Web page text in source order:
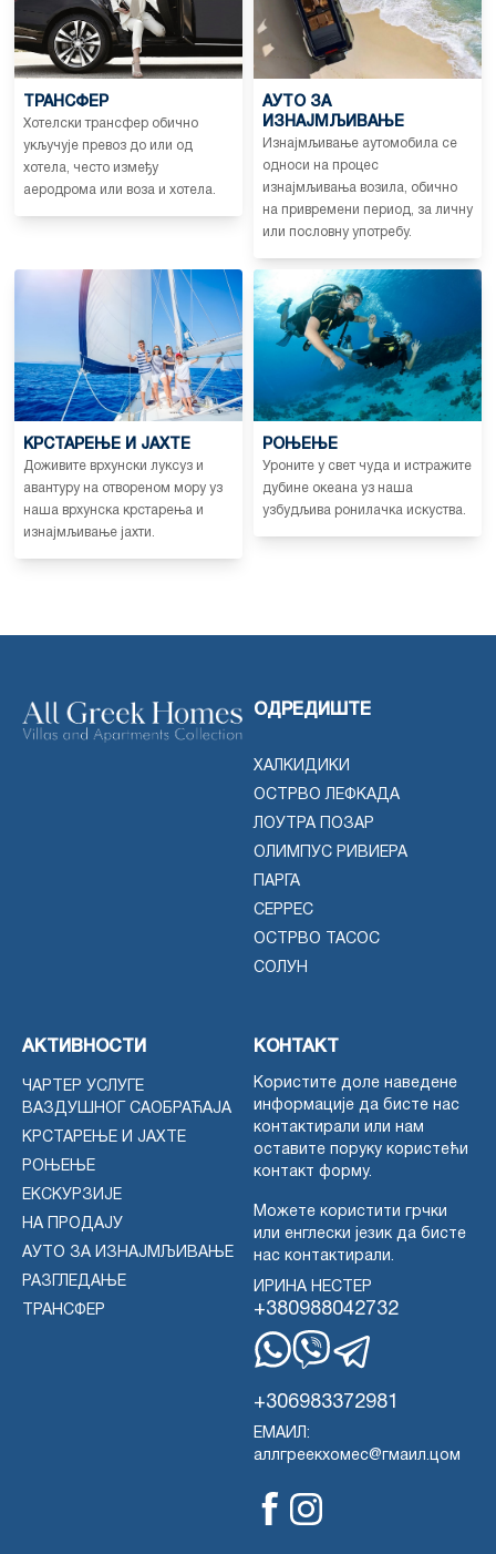
ТРАНСФЕР
Хотелски трансфер обично
укључује превоз до или од
хотела, често између
аеродрома или воза и хотела.
АУТО ЗА
ИЗНАЈМЉИВАЊЕ
Изнајмљивање аутомобила се
односи на процес
изнајмљивања возила, обично
на привремени период, за личну
или пословну употребу.
КРСТАРЕЊЕ И ЈАХТЕ
Доживите врхунски луксуз и
авантуру на отвореном мору уз
наша врхунска крстарења и
изнајмљивање јахти.
РОЊЕЊЕ
Уроните у свет чуда и истражите
дубине океана уз наша
узбудљива ронилачка искуства.
ОДРЕДИШТЕ
ХАЛКИДИКИ
ОСТРВО ЛЕФКАДА
ЛОУТРА ПОЗАР
ОЛИМПУС РИВИЕРА
ПАРГА
СЕРРЕС
ОСТРВО ТАСОС
СОЛУН
АКТИВНОСТИ
ЧАРТЕР УСЛУГЕ
ВАЗДУШНОГ САОБРАЋАЈА
КРСТАРЕЊЕ И ЈАХТЕ
РОЊЕЊЕ
ЕКСКУРЗИЈЕ
НА ПРОДАЈУ
АУТО ЗА ИЗНАЈМЉИВАЊЕ
РАЗГЛЕДАЊЕ
ТРАНСФЕР
КОНТАКТ
Користите доле наведене
информације да бисте нас
контактирали или нам
оставите поруку користећи
контакт форму.
Можете користити грчки
или енглески језик да бисте
нас контактирали.
ИРИНА НЕСТЕР
+380988042732
+306983372981
ЕМАИЛ:
аллгреекхомес@гмаил.цом